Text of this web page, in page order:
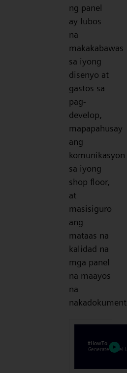
ng panel
ay lubos
na
makakabawas
sa iyong
disenyo at
gastos sa
pag-
develop,
mapapahusay
ang
komunikasyon
sa iyong
shop floor,
at
masisiguro
ang
mataas na
kalidad na
mga panel
na maayos
na